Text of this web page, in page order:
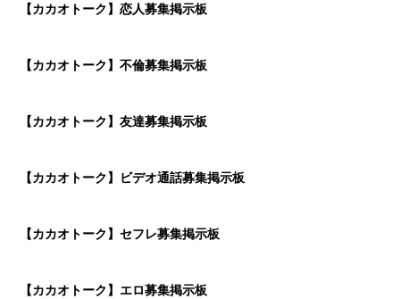
【カカオトーク】恋人募集掲示板
【カカオトーク】不倫募集掲示板
【カカオトーク】友達募集掲示板
【カカオトーク】ビデオ通話募集掲示板
【カカオトーク】セフレ募集掲示板
【カカオトーク】エロ募集掲示板